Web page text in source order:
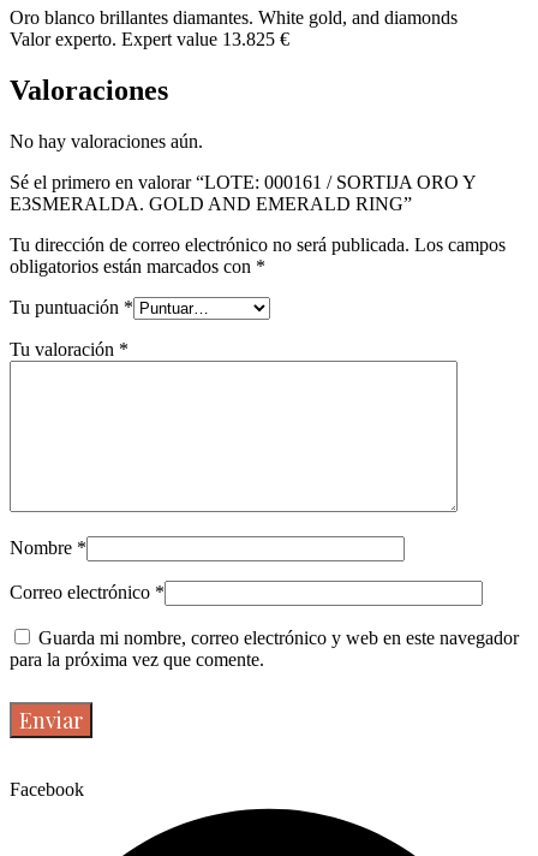
cantidad
Oro blanco brillantes diamantes. White gold, and diamonds
Valor experto. Expert value 13.825 €
Valoraciones
No hay valoraciones aún.
Sé el primero en valorar “LOTE: 000161 / SORTIJA ORO Y
E3SMERALDA. GOLD AND EMERALD RING”
Tu dirección de correo electrónico no será publicada. Los campos
obligatorios están marcados con *
Tu puntuación *
Tu valoración *
Nombre *
Correo electrónico *
Guarda mi nombre, correo electrónico y web en este navegador
para la próxima vez que comente.
Facebook